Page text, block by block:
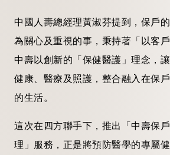
中國人壽總經理黃淑芬提到，保戶
為關心及重視的事，秉持著「以客
中壽以創新的「保健醫護」理念，讓
健康、醫療及照護，整合融入在保
的生活。
這次在四方聯手下，推出「中壽保
理」服務，正是將預防醫學的專屬